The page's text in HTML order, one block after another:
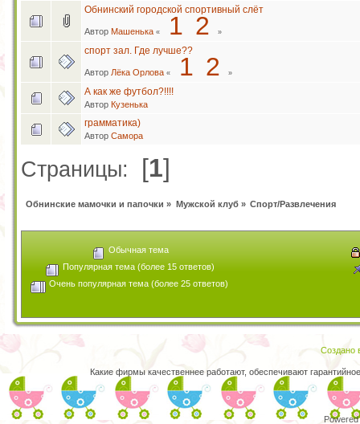
Обнинский городской спортивный слёт
Автор Машенька « 1 2 »
спорт зал. Где лучше??
Автор Лёка Орлова « 1 2 »
А как же футбол?!!!!
Автор Кузенька
грамматика)
Автор Самора
Страницы: [1]
Обнинские мамочки и папочки » Мужской клуб» Спорт/Развлечения
Обычная тема
Популярная тема (более 15 ответов)
Очень популярная тема (более 25 ответов)
Создано
Какие фирмы качественнее работают, обеспечивают